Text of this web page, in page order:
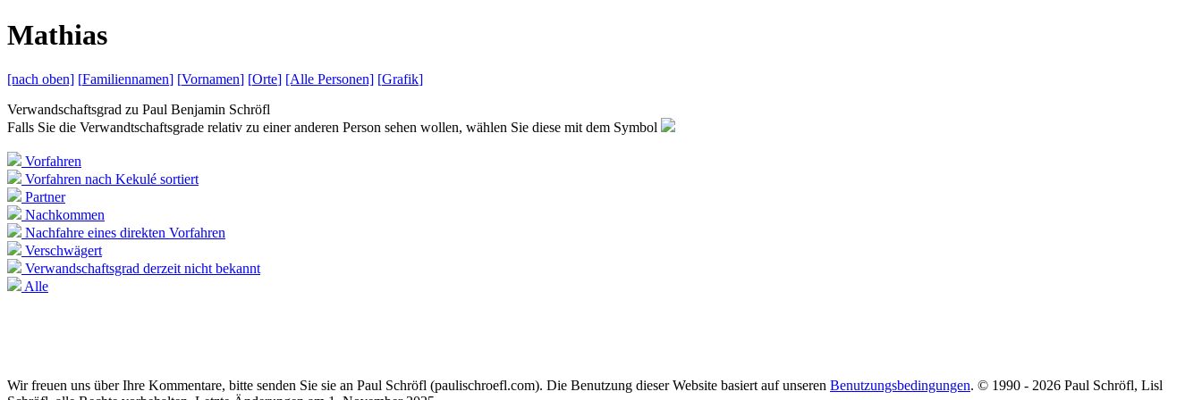
Mathias
[nach oben] [Familiennamen] [Vornamen] [Orte] [Alle Personen] [Grafik]
Verwandschaftsgrad zu Paul Benjamin Schröfl
Falls Sie die Verwandtschaftsgrade relativ zu einer anderen Person sehen wollen, wählen Sie diese mit dem Symbol
Vorfahren
Vorfahren nach Kekulé sortiert
Partner
Nachkommen
Nachfahre eines direkten Vorfahren
Verschwägert
Verwandschaftsgrad derzeit nicht bekannt
Alle
Wir freuen uns über Ihre Kommentare, bitte senden Sie sie an Paul Schröfl (paulischroefl.com). Die Benutzung dieser Website basiert auf unseren Benutzungsbedingungen. © 1990 - 2026 Paul Schröfl, Lisl